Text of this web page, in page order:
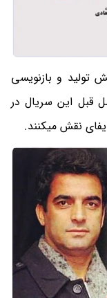
تولید و بازنویسی
قبل این سریال در
نقش میکنند.